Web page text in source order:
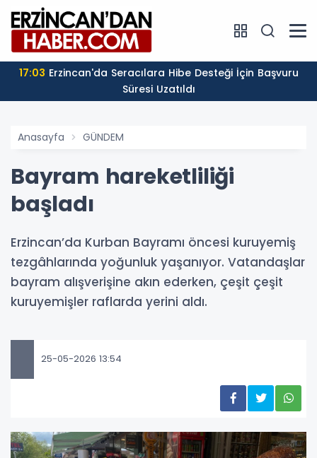
17:03
Süresi Uzatıldı
Anasayfa GÜNDEM
Bayram hareketliliği
başladı
Erzincan’da Kurban Bayramı öncesi kuruyemiş
tezgâhlarında yoğunluk yaşanıyor. Vatandaşlar
bayram alışverişine akın ederken, çeşit çeşit
kuruyemişler raflarda yerini aldı.
25-05-2026 13:54